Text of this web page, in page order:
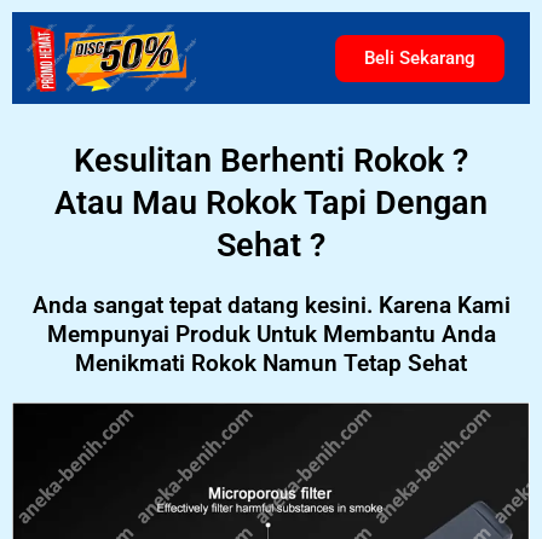
Beli Sekarang
Kesulitan Berhenti Rokok ?
Atau Mau Rokok Tapi Dengan
Sehat ?
Anda sangat tepat datang kesini. Karena Kami
Mempunyai Produk Untuk Membantu Anda
Menikmati Rokok Namun Tetap Sehat